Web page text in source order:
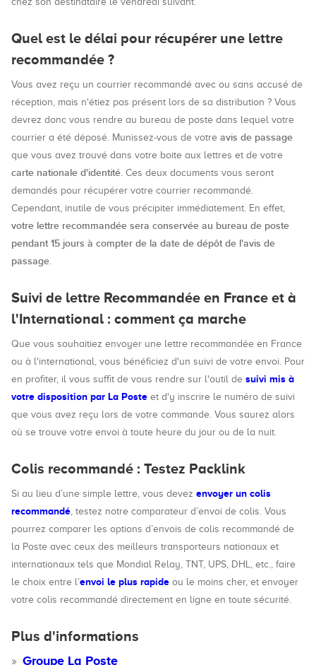
Quel est le délai pour récupérer une lettre
recommandée ?
Vous avez reçu un courrier recommandé avec ou sans accusé de
réception, mais n'étiez pas présent lors de sa distribution ? Vous
devrez donc vous rendre au bureau de poste dans lequel votre
courrier a été déposé. Munissez-vous de votre avis de passage
que vous avez trouvé dans votre boite aux lettres et de votre
carte nationale d'identité. Ces deux documents vous seront
demandés pour récupérer votre courrier recommandé.
Cependant, inutile de vous précipiter immédiatement. En effet,
votre lettre recommandée sera conservée au bureau de poste
pendant 15 jours à compter de la date de dépôt de l'avis de
passage.
Suivi de lettre Recommandée en France et à
l'International : comment ça marche
Que vous souhaitiez envoyer une lettre recommandée en France
ou à l'international, vous bénéficiez d'un suivi de votre envoi. Pour
en profiter, il vous suffit de vous rendre sur l'outil de suivi mis à
votre disposition par La Poste et d'y inscrire le numéro de suivi
que vous avez reçu lors de votre commande. Vous saurez alors
où se trouve votre envoi à toute heure du jour ou de la nuit.
Colis recommandé : Testez Packlink
Si au lieu d’une simple lettre, vous devez envoyer un colis
recommandé, testez notre comparateur d’envoi de colis. Vous
pourrez comparer les options d’envois de colis recommandé de
la Poste avec ceux des meilleurs transporteurs nationaux et
internationaux tels que Mondial Relay, TNT, UPS, DHL, etc., faire
le choix entre l’envoi le plus rapide ou le moins cher, et envoyer
votre colis recommandé directement en ligne en toute sécurité.
Plus d'informations
Groupe La Poste